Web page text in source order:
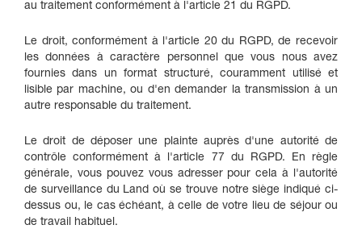
au traitement conformément à l'article 21 du RGPD.
Le droit, conformément à l'article 20 du RGPD, de recevoir
les données à caractère personnel que vous nous avez
fournies dans un format structuré, couramment utilisé et
lisible par machine, ou d'en demander la transmission à un
autre responsable du traitement.
Le droit de déposer une plainte auprès d'une autorité de
contrôle conformément à l'article 77 du RGPD. En règle
générale, vous pouvez vous adresser pour cela à l'autorité
de surveillance du Land où se trouve notre siège indiqué ci-
dessus ou, le cas échéant, à celle de votre lieu de séjour ou
de travail habituel.